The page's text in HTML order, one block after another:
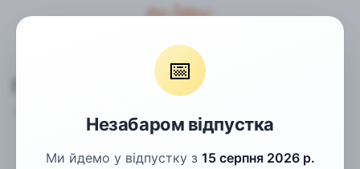
📅
Незабаром відпустка
Ми йдемо у відпустку з 15 серпня 2026 р.
Пальтові гудзики Гудзики бежеві рогові 28мм
Гудзики бежеві рогові 28мм